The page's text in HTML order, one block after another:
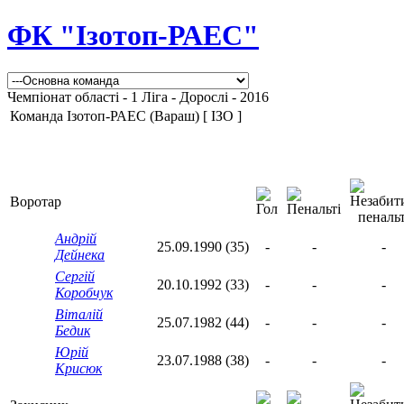
ФК "Ізотоп-РАЕС"
Чемпіонат області - 1 Ліга - Дорослі - 2016
Команда Ізотоп-РАЕС (Вараш) [ ІЗО ]
Воротар
Андрій
Дейнека
25.09.1990 (35) - -
-
Сергій
Коробчук
20.10.1992 (33) - -
-
Віталій
Бедик
25.07.1982 (44) - -
-
Юрій
Крисюк
23.07.1988 (38) - - -